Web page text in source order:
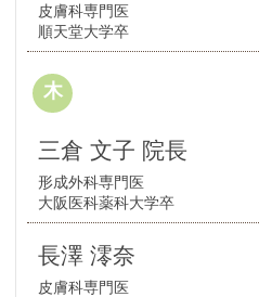
皮膚科専門医
順天堂大学卒
木
三倉 文子 院長
形成外科専門医
大阪医科薬科大学卒
長澤 澪奈
皮膚科専門医